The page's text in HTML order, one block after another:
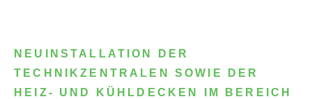
NEUINSTALLATION DER
TECHNIKZENTRALEN SOWIE DER
HEIZ- UND KÜHLDECKEN IM BEREICH